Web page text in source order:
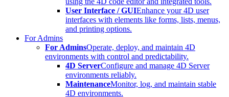
User Interface / GUIEnhance your 4D user
interfaces with elements like forms, lists, menus,
and printing options.
For Admins
For AdminsOperate, deploy, and maintain 4D
environments with control and predictability.
4D ServerConfigure and manage 4D Server
environments reliably.
MaintenanceMonitor, log, and maintain stable
4D environments.